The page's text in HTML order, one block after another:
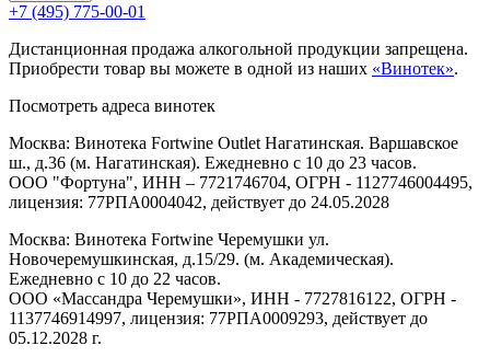
+7 (495) 775-00-01
Дистанционная продажа алкогольной продукции запрещена.
Приобрести товар вы можете в одной из наших «Винотек».
Посмотреть адреса винотек
Москва: Винотека Fortwine Outlet Нагатинская. Варшавское
ш., д.36 (м. Нагатинская). Ежедневно с 10 до 23 часов.
ООО "Фортуна", ИНН – 7721746704, ОГРН - 1127746004495,
лицензия: 77РПА0004042, действует до 24.05.2028
Москва: Винотека Fortwine Черемушки ул.
Новочеремушкинская, д.15/29. (м. Академическая).
Ежедневно с 10 до 22 часов.
ООО «Массандра Черемушки», ИНН - 7727816122, ОГРН -
1137746914997, лицензия: 77РПА0009293, действует до
05.12.2028 г.